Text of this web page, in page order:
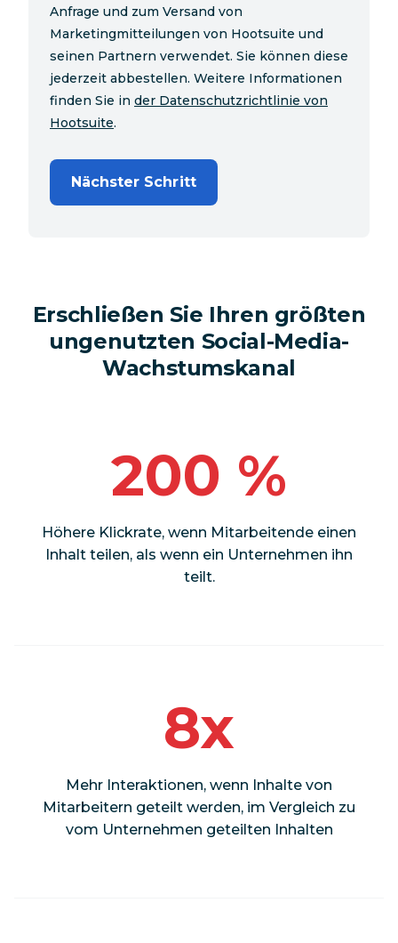
Anfrage und zum Versand von
Marketingmitteilungen von Hootsuite und
seinen Partnern verwendet. Sie können diese
jederzeit abbestellen. Weitere Informationen
finden Sie in der Datenschutzrichtlinie von
Hootsuite.
Nächster Schritt
Erschließen Sie Ihren größten
ungenutzten Social-Media-
Wachstumskanal
200 %
Höhere Klickrate, wenn Mitarbeitende einen
Inhalt teilen, als wenn ein Unternehmen ihn
teilt.
8x
Mehr Interaktionen, wenn Inhalte von
Mitarbeitern geteilt werden, im Vergleich zu
vom Unternehmen geteilten Inhalten